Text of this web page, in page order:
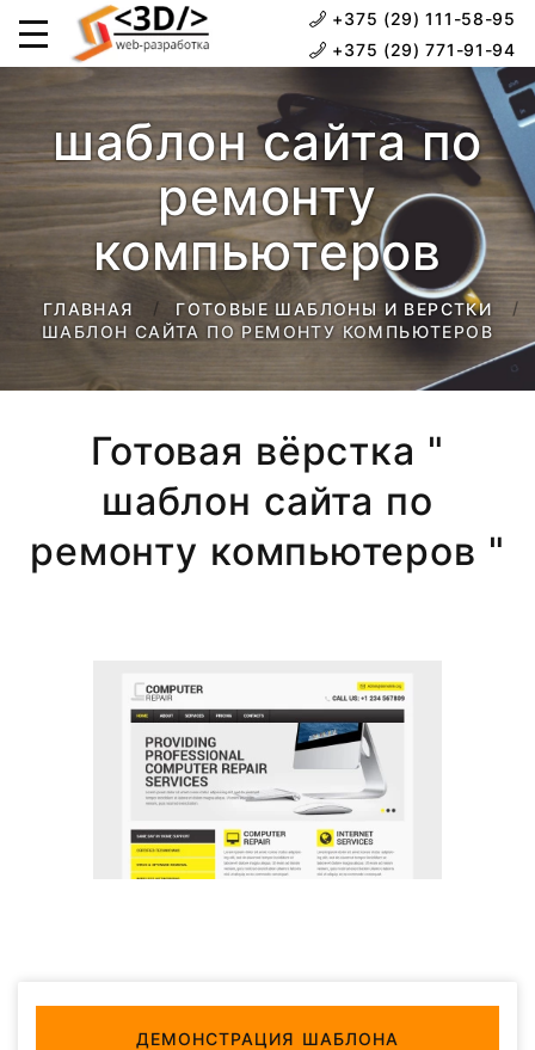
+375 (29) 111-58-95
+375 (29) 771-91-94
шаблон сайта по
ремонту
компьютеров
ГЛАВНАЯ
ГОТОВЫЕ ШАБЛОНЫ И ВЕРСТКИ
ШАБЛОН САЙТА ПО РЕМОНТУ КОМПЬЮТЕРОВ
Готовая вёрстка "
шаблон сайта по
ремонту компьютеров "
ДЕМОНСТРАЦИЯ ШАБЛОНА